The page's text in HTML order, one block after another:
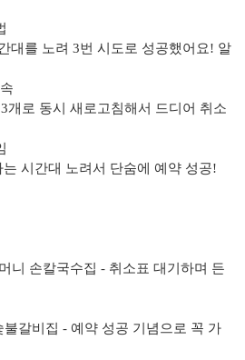
대를 노려 3번 시도로 성공했어요! 알
개로 동시 새로고침해서 드디어 취소
시간대 노려서 단숨에 예약 성공!
니 손칼국수집 - 취소표 대기하며 든
갈비집 - 예약 성공 기념으로 꼭 가